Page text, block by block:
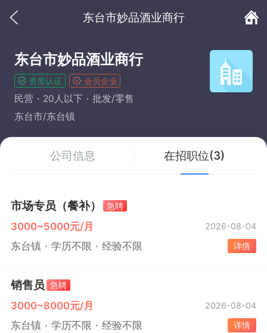
东台市妙品酒业商行
东台市妙品酒业商行
资质认证 会员企业
民营 20人以下
批发/零售
东台市/东台镇
公司信息 在招职位(3)
市场专员（餐补） 急聘
3000~5000元/月 2026-08-04
东台镇 学历不限 经验不限 详情
销售员 急聘
3000~8000元/月 2026-08-04
东台镇 学历不限 经验不限 详情